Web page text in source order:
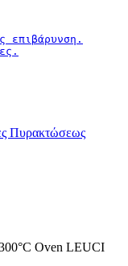
επιβάρυνση.
Πυρακτώσεως
Oven LEUCI